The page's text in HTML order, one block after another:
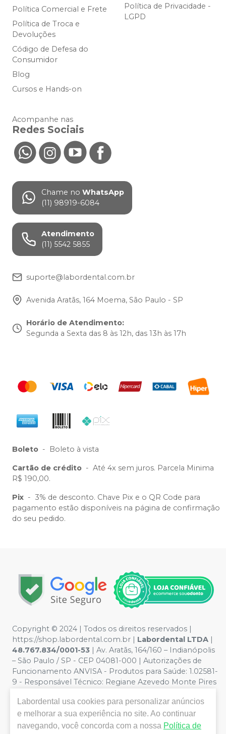
Política Comercial e Frete
Política de Troca e
Devoluções
Código de Defesa do
Consumidor
Blog
Cursos e Hands-on
Política de Privacidade -
LGPD
Acompanhe nas
Redes Sociais
Chame no WhatsApp
(11) 98919-6084
Atendimento
(11) 5542 5855
suporte@labordental.com.br
Avenida Aratãs, 164 Moema, São Paulo - SP
Horário de Atendimento:
Segunda a Sexta das 8 às 12h, das 13h às 17h
Boleto - Boleto à vista
Cartão de crédito - Até 4x sem juros. Parcela Minima
R$ 190,00.
Pix - 3% de desconto. Chave Pix e o QR Code para
pagamento estão disponíveis na página de confirmação
do seu pedido.
Copyright © 2024 | Todos os direitos reservados |
https://shop.labordental.com.br | Labordental LTDA |
48.767.834/0001-53 | Av. Aratãs, 164/160 – Indianópolis
– São Paulo / SP - CEP 04081-000 | Autorizações de
Funcionamento ANVISA - Produtos para Saúde: 1.02581-
9 - Responsável Técnico: Regiane Azevedo Monte Pires
Fotos meramente ilustrativas - Os preços e condições
da loja virtual estão sujeitos a alterações. Em caso de
divergência de preços no site, o valor válido é o do
Labordental usa cookies para personalizar anúncios
e melhorar a sua experiência no site. Ao continuar
navegando, você concorda com a nossa Política de